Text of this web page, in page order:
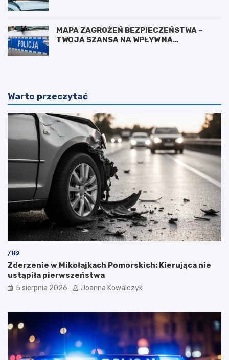
MAPA ZAGROŻEŃ BEZPIECZEŃSTWA –
TWOJA SZANSA NA WPŁYW NA
Warto przeczytać
/H2
Zderzenie w Mikołajkach Pomorskich: Kierująca nie
ustąpiła pierwszeństwa
5 sierpnia 2026 Joanna Kowalczyk